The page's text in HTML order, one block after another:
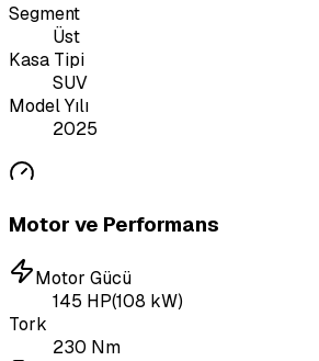
Segment
Üst
Kasa Tipi
SUV
Model Yılı
2025
Motor ve Performans
Motor Gücü
145 HP(108 kW)
Tork
230 Nm